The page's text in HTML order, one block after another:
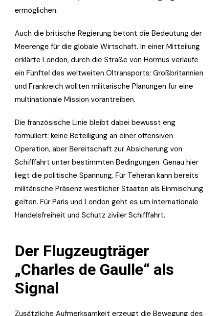
ermöglichen.
Auch die britische Regierung betont die Bedeutung der
Meerenge für die globale Wirtschaft. In einer Mitteilung
erklärte London, durch die Straße von Hormus verlaufe
ein Fünftel des weltweiten Öltransports; Großbritannien
und Frankreich wollten militärische Planungen für eine
multinationale Mission vorantreiben.
Die französische Linie bleibt dabei bewusst eng
formuliert: keine Beteiligung an einer offensiven
Operation, aber Bereitschaft zur Absicherung von
Schifffahrt unter bestimmten Bedingungen. Genau hier
liegt die politische Spannung. Für Teheran kann bereits
militärische Präsenz westlicher Staaten als Einmischung
gelten. Für Paris und London geht es um internationale
Handelsfreiheit und Schutz ziviler Schifffahrt.
Der Flugzeugträger
„Charles de Gaulle“ als
Signal
Zusätzliche Aufmerksamkeit erzeugt die Bewegung des